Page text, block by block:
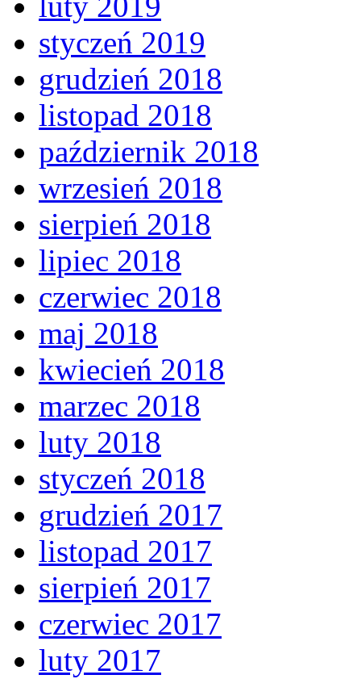
styczeń 2019
grudzień 2018
listopad 2018
październik 2018
wrzesień 2018
sierpień 2018
lipiec 2018
czerwiec 2018
maj 2018
kwiecień 2018
marzec 2018
luty 2018
styczeń 2018
grudzień 2017
listopad 2017
sierpień 2017
czerwiec 2017
luty 2017